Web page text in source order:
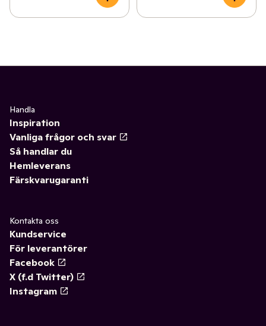
Handla
Inspiration
Vanliga frågor och svar
Så handlar du
Hemleverans
Färskvarugaranti
Kontakta oss
Kundservice
För leverantörer
Facebook
X (f.d Twitter)
Instagram